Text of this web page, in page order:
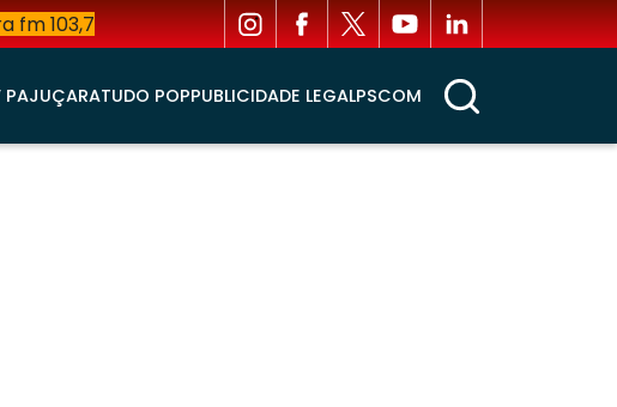
fm 103,7
PAJUÇARATUDO POPPUBLICIDADE LEGALPSCOM